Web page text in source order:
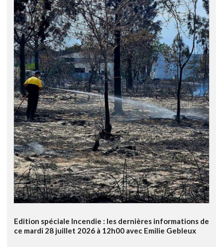
Edition spéciale Incendie : les dernières informations de
ce mardi 28 juillet 2026 à 12h00 avec Emilie Gebleux